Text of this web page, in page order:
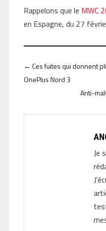
Rappelons que le MWC
en Espagne, du 27
← Ces fuites qui donnent
OnePlus Nord 3
Anti-
Je